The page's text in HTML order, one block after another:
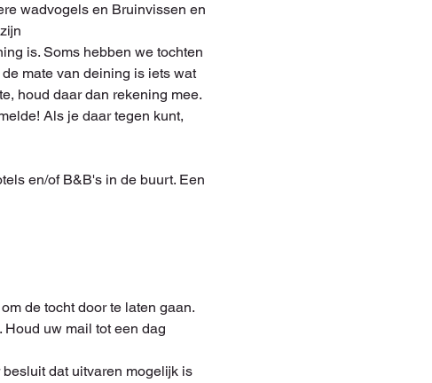
wadvogels en Bruinvissen en
is. Soms hebben we tochten
mate van deining is iets wat
houd daar dan rekening mee.
Als je daar tegen kunt,
en/of B&B's in de buurt. Een
de tocht door te laten gaan.
uw mail tot een dag
dat uitvaren mogelijk is